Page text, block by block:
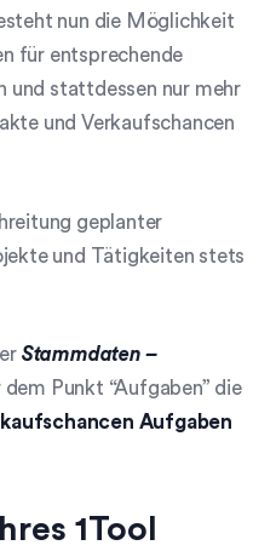
nun die Möglichkeit
für entsprechende
und stattdessen nur mehr
und Verkaufschancen
geplanter
und Tätigkeiten stets
Stammdaten –
Punkt “Aufgaben” die
Aufgaben
1Tool